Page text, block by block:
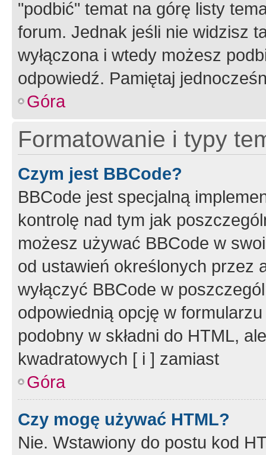
"podbić" temat na górę listy
forum. Jednak jeśli nie widzisz
wyłączona i wtedy możesz
odpowiedź. Pamiętaj
Góra
Formatowanie i typy
Czym jest BBCode?
BBCode jest specjalną
kontrolę nad tym jak
możesz używać BBCode w
od ustawień określonych przez
wyłączyć BBCode w
odpowiednią opcję w
podobny w składni do HTML,
kwadratowych [ i ] zamiast
Góra
Czy mogę używać HTML?
Nie. Wstawiony do postu kod